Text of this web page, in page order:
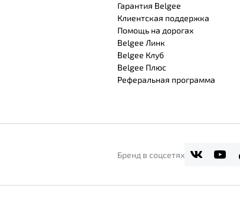
Гарантия Belgee
Клиентская поддержка
Помощь на дорогах
Belgee Линк
Belgee Клуб
Belgee Плюс
Реферальная программа
Бренд в соцсетях